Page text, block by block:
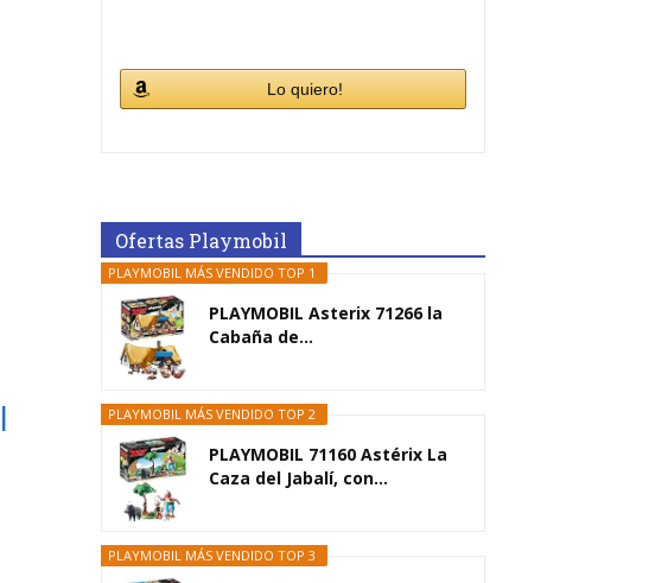
Lo quiero!
Ofertas Playmobil
PLAYMOBIL MÁS VENDIDO TOP 1
PLAYMOBIL Asterix 71266 la
Cabaña de...
PLAYMOBIL MÁS VENDIDO TOP 2
PLAYMOBIL 71160 Astérix La
Caza del Jabalí, con...
PLAYMOBIL MÁS VENDIDO TOP 3